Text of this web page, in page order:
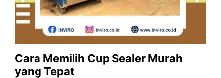
Cara Memilih Cup Sealer Murah
yang Tepat